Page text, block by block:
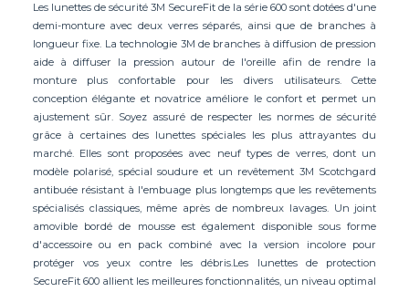
Les lunettes de sécurité 3M SecureFit de la série 600 sont dotées d'une
demi-monture avec deux verres séparés, ainsi que de branches à
longueur fixe. La technologie 3M de branches à diffusion de pression
aide à diffuser la pression autour de l'oreille afin de rendre la
monture plus confortable pour les divers utilisateurs. Cette
conception élégante et novatrice améliore le confort et permet un
ajustement sûr. Soyez assuré de respecter les normes de sécurité
grâce à certaines des lunettes spéciales les plus attrayantes du
marché. Elles sont proposées avec neuf types de verres, dont un
modèle polarisé, spécial soudure et un revêtement 3M Scotchgard
antibuée résistant à l'embuage plus longtemps que les revêtements
spécialisés classiques, même après de nombreux lavages. Un joint
amovible bordé de mousse est également disponible sous forme
d'accessoire ou en pack combiné avec la version incolore pour
protéger vos yeux contre les débris.Les lunettes de protection
SecureFit 600 allient les meilleures fonctionnalités, un niveau optimal